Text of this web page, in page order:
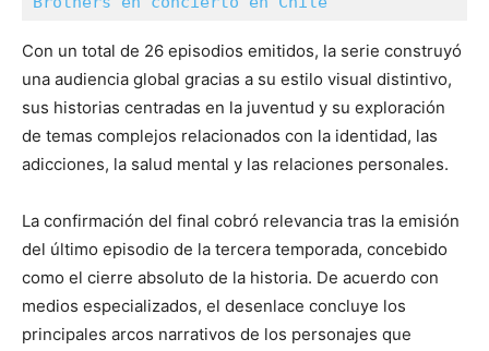
Con un total de 26 episodios emitidos, la serie construyó
una audiencia global gracias a su estilo visual distintivo,
sus historias centradas en la juventud y su exploración
de temas complejos relacionados con la identidad, las
adicciones, la salud mental y las relaciones personales.
La confirmación del final cobró relevancia tras la emisión
del último episodio de la tercera temporada, concebido
como el cierre absoluto de la historia. De acuerdo con
medios especializados, el desenlace concluye los
principales arcos narrativos de los personajes que